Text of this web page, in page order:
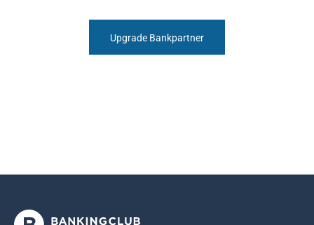
Upgrade Bankpartner